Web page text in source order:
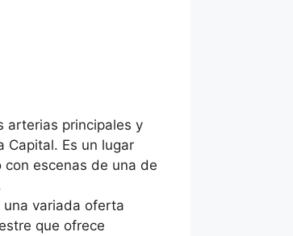
arterias principales y
Capital. Es un lugar
escenas de una de
una variada oferta
que ofrece